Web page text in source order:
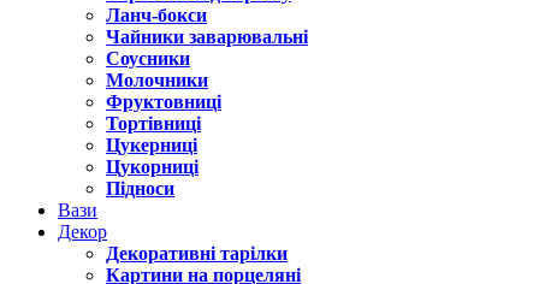
Ланч-бокси
Чайники заварювальні
Соусники
Молочники
Фруктовниці
Тортівниці
Цукерниці
Цукорниці
Підноси
Вази
Декор
Декоративні тарілки
Картини на порцеляні